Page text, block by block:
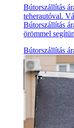
Bútorszállítás
teherautóval.
Bútorszállítás
örömmel
Bútorszállítás